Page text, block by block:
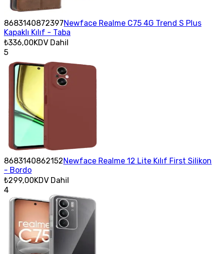
8683140872397Newface Realme C75 4G Trend S Plus
Kapaklı Kılıf - Taba
₺336,00KDV Dahil
5
8683140862152Newface Realme 12 Lite Kılıf First Silikon
- Bordo
₺299,00KDV Dahil
4